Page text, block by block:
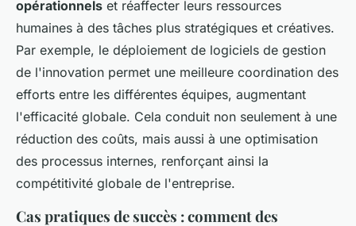
opérationnels et réaffecter leurs ressources
humaines à des tâches plus stratégiques et créatives.
Par exemple, le déploiement de logiciels de gestion
de l'innovation permet une meilleure coordination des
efforts entre les différentes équipes, augmentant
l'efficacité globale. Cela conduit non seulement à une
réduction des coûts, mais aussi à une optimisation
des processus internes, renforçant ainsi la
compétitivité globale de l'entreprise.
Cas pratiques de succès : comment des